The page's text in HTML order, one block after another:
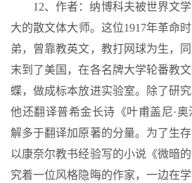
12、作者：纳博科夫被世界文
大的散文体大师。这位1917年革命
弟，曾靠教英文，教打网球为生，
末到了美国，在各名牌大学轮番教
蝶，做成标本放进实验室。除了研
他还翻译普希金长诗《叶甫盖尼·
解多于翻译加原著的分量。为了生
以康奈尔教书经验写的小说《微暗
究着一位风格隐晦的作家，一边在